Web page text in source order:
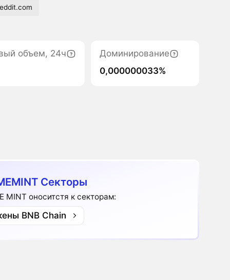
объем, 24ч
Доминирование
0,000000033%
Секторы
MINT оноситстя к секторам:
BNB Chain